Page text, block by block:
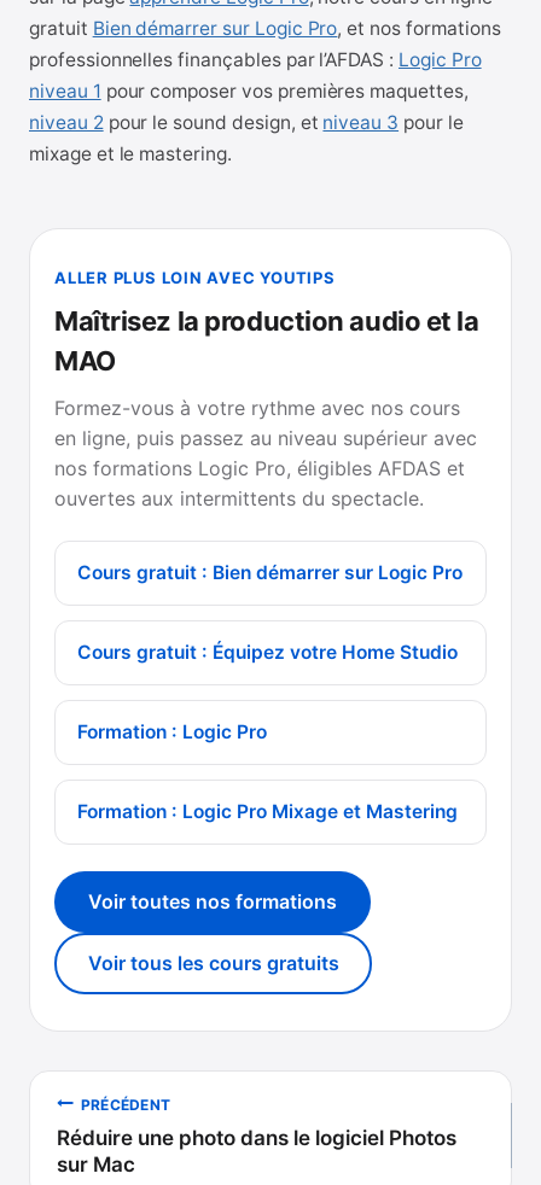
gratuit Bien démarrer sur Logic Pro, et nos formations
professionnelles finançables par l’AFDAS : Logic Pro
niveau 1 pour composer vos premières maquettes,
niveau 2 pour le sound design, et niveau 3 pour le
mixage et le mastering.
ALLER PLUS LOIN AVEC YOUTIPS
Maîtrisez la production audio et la
MAO
Formez-vous à votre rythme avec nos cours
en ligne, puis passez au niveau supérieur avec
nos formations Logic Pro, éligibles AFDAS et
ouvertes aux intermittents du spectacle.
Cours gratuit : Bien démarrer sur Logic Pro
Cours gratuit : Équipez votre Home Studio
Formation : Logic Pro
Formation : Logic Pro Mixage et Mastering
Voir toutes nos formations
Voir tous les cours gratuits
Navigation
de
PRÉCÉDENT
Réduire une photo dans le logiciel Photos
sur Mac